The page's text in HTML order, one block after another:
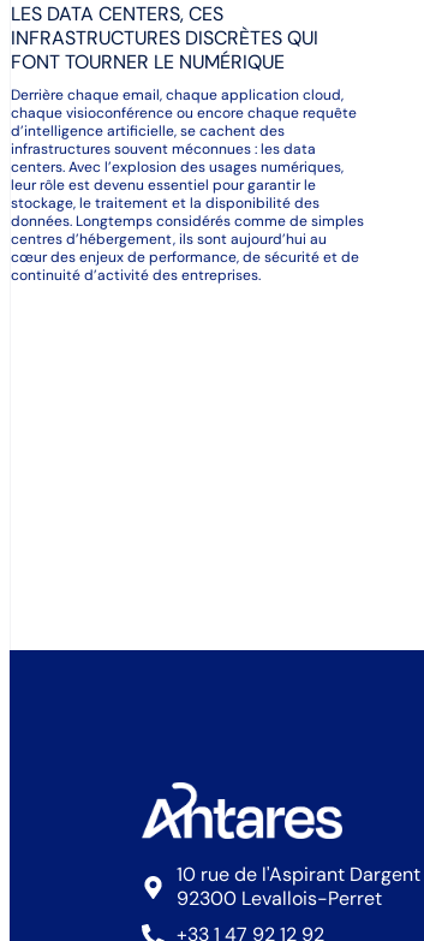
LES DATA CENTERS, CES
INFRASTRUCTURES DISCRÈTES QUI
FONT TOURNER LE NUMÉRIQUE
Derrière chaque email, chaque application cloud,
chaque visioconférence ou encore chaque requête
d’intelligence artificielle, se cachent des
infrastructures souvent méconnues : les data
centers. Avec l’explosion des usages numériques,
leur rôle est devenu essentiel pour garantir le
stockage, le traitement et la disponibilité des
données. Longtemps considérés comme de simples
centres d’hébergement, ils sont aujourd’hui au
cœur des enjeux de performance, de sécurité et de
continuité d’activité des entreprises.
10 rue de l'Aspirant Dargent
92300 Levallois-Perret
+33 1 47 92 12 92